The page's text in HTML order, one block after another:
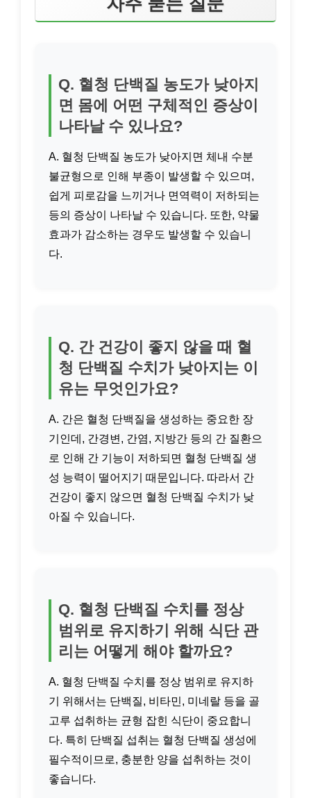
Q. 혈청 단백질 농도가 낮아지
면 몸에 어떤 구체적인 증상이
나타날 수 있나요?
A. 혈청 단백질 농도가 낮아지면 체내 수분
불균형으로 인해 부종이 발생할 수 있으며,
쉽게 피로감을 느끼거나 면역력이 저하되는
등의 증상이 나타날 수 있습니다. 또한, 약물
효과가 감소하는 경우도 발생할 수 있습니
다.
Q. 간 건강이 좋지 않을 때 혈
청 단백질 수치가 낮아지는 이
유는 무엇인가요?
A. 간은 혈청 단백질을 생성하는 중요한 장
기인데, 간경변, 간염, 지방간 등의 간 질환으
로 인해 간 기능이 저하되면 혈청 단백질 생
성 능력이 떨어지기 때문입니다. 따라서 간
건강이 좋지 않으면 혈청 단백질 수치가 낮
아질 수 있습니다.
Q. 혈청 단백질 수치를 정상
범위로 유지하기 위해 식단 관
리는 어떻게 해야 할까요?
A. 혈청 단백질 수치를 정상 범위로 유지하
기 위해서는 단백질, 비타민, 미네랄 등을 골
고루 섭취하는 균형 잡힌 식단이 중요합니
다. 특히 단백질 섭취는 혈청 단백질 생성에
필수적이므로, 충분한 양을 섭취하는 것이
좋습니다.